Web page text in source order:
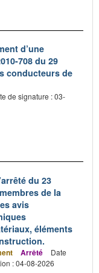
d’une
708 du 29
conducteurs de
de signature : 03-
du 23
de la
avis
éléments
Arrêté
Date
: 04-08-2026